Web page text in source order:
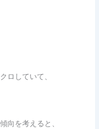
ロしていて、
向を考えると、